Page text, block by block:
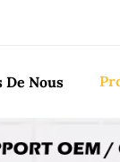
De Nous